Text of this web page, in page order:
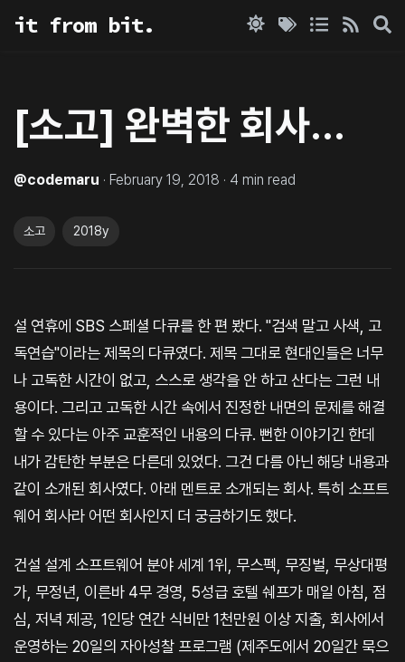
it from bit.
[소고] 완벽한 회사...
@codemaru · February 19, 2018 · 4 min read
소고 2018y
설 연휴에 SBS 스페셜 다큐를 한 편 봤다. "검색 말고 사색, 고
독연습"이라는 제목의 다큐였다. 제목 그대로 현대인들은 너무
나 고독한 시간이 없고, 스스로 생각을 안 하고 산다는 그런 내
용이다. 그리고 고독한 시간 속에서 진정한 내면의 문제를 해결
할 수 있다는 아주 교훈적인 내용의 다큐. 뻔한 이야기긴 한데
내가 감탄한 부분은 다른데 있었다. 그건 다름 아닌 해당 내용과
같이 소개된 회사였다. 아래 멘트로 소개되는 회사. 특히 소프트
웨어 회사라 어떤 회사인지 더 궁금하기도 했다.
건설 설계 소프트웨어 분야 세계 1위, 무스펙, 무징벌, 무상대평
가, 무정년, 이른바 4무 경영, 5성급 호텔 쉐프가 매일 아침, 점
심, 저녁 제공, 1인당 연간 식비만 1천만원 이상 지출, 회사에서
운영하는 20일의 자아성찰 프로그램 (제주도에서 20일간 묵으